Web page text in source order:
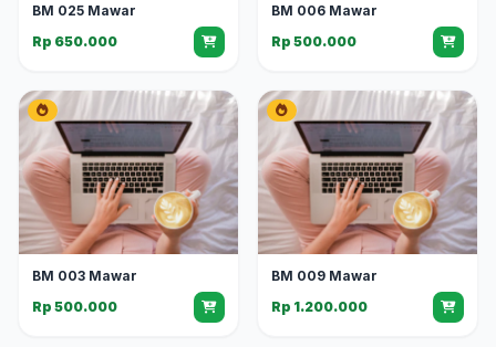
BM 025 Mawar
Rp 650.000
BM 006 Mawar
Rp 500.000
BM 003 Mawar
Rp 500.000
BM 009 Mawar
Rp 1.200.000